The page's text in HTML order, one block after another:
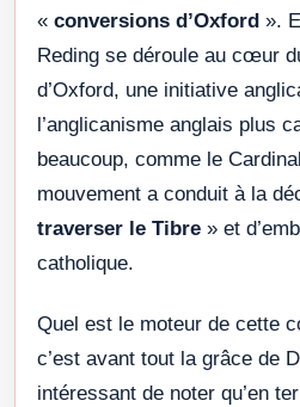
« conversions d’Oxford ».
Reding se déroule au cœur
d’Oxford, une initiative
l’anglicanisme anglais plus
beaucoup, comme le
mouvement a conduit à la
traverser le Tibre » et
catholique.
Quel est le moteur de cette
c’est avant tout la grâce de
intéressant de noter qu’en